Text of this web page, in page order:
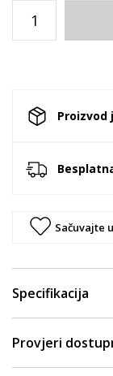
Proizvod
Sačuvajte
Specifikacija
Provjeri